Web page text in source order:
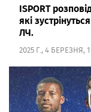
ISPORT
які
ЛЧ.
2025 Г., 4